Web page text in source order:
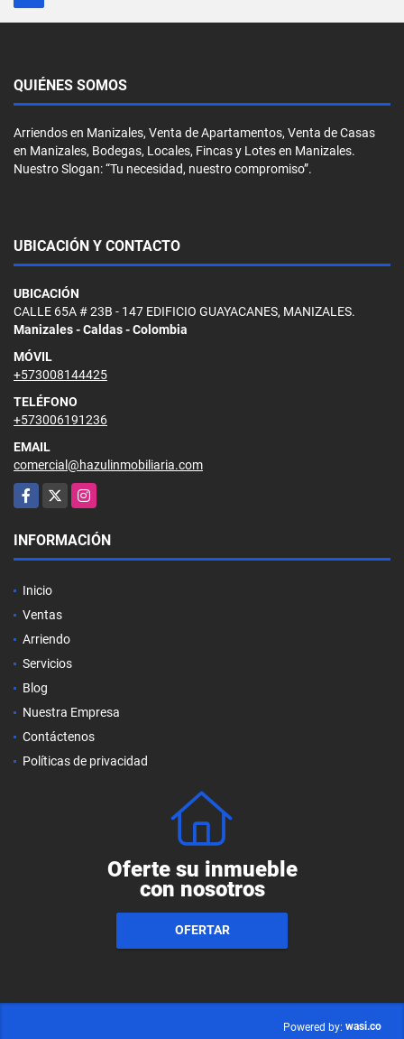
QUIÉNES SOMOS
Arriendos en Manizales, Venta de Apartamentos, Venta de Casas
en Manizales, Bodegas, Locales, Fincas y Lotes en Manizales.
Nuestro Slogan: “Tu necesidad, nuestro compromiso”.
UBICACIÓN Y CONTACTO
UBICACIÓN
CALLE 65A # 23B - 147 EDIFICIO GUAYACANES, MANIZALES.
Manizales - Caldas - Colombia
MÓVIL
+573008144425
TELÉFONO
+573006191236
EMAIL
comercial@hazulinmobiliaria.com
Facebook
X Instagram
INFORMACIÓN
Inicio
Ventas
Arriendo
Servicios
Blog
Nuestra Empresa
Contáctenos
Políticas de privacidad
Oferte su inmueble
con nosotros
OFERTAR
Powered by: wasi.co